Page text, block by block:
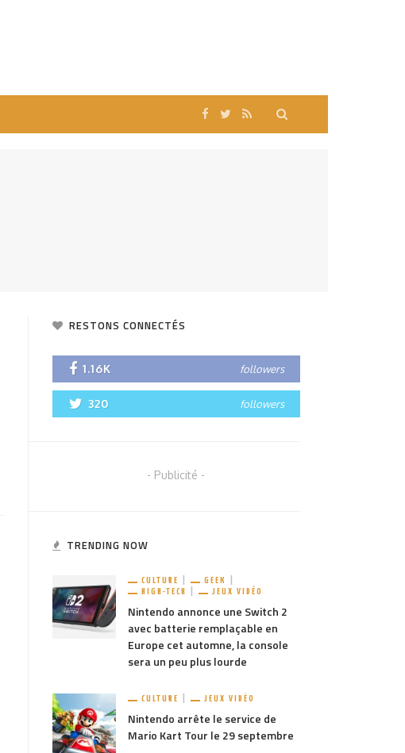
RESTONS CONNECTÉS
1.16K followers
320 followers
- Publicité -
TRENDING NOW
CULTURE
GEEK
HIGH-TECH
JEUX VIDÉO
Nintendo annonce une Switch 2
avec batterie remplaçable en
Europe cet automne, la console
sera un peu plus lourde
CULTURE JEUX VIDÉO
Nintendo arrête le service de
Mario Kart Tour le 29 septembre